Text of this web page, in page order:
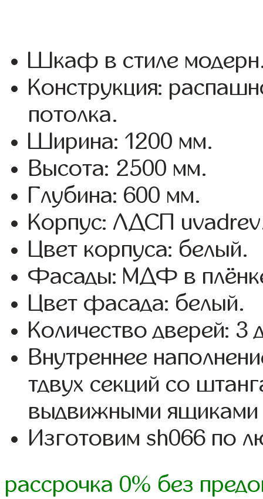
Шкаф в стиле
Конструкция:
потолка.
Ширина: 1200 мм.
Высота: 2500 мм.
Глубина: 600 мм.
Корпус: ЛДСП
Цвет корпуса: белый.
Фасады: МДФ в
Цвет фасада: белый.
Количество дверей: 3
Внутреннее
тдвух секций со
выдвижными ящиками
Изготовим sh066 по
рассрочка 0% без